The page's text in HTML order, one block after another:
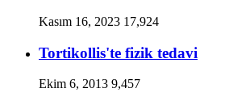
Kasım 16, 2023 17,924
Tortikollis'te fizik tedavi
Ekim 6, 2013 9,457